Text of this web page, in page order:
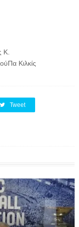
Κ.
Κιλκίς
Tweet